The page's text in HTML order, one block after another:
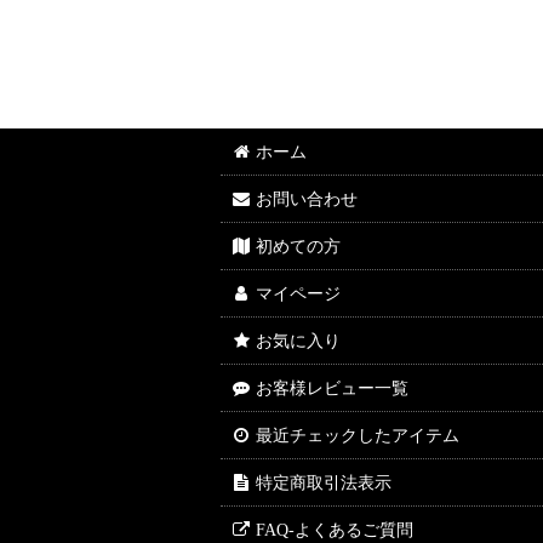
ホーム
お問い合わせ
初めての方
マイページ
お気に入り
お客様レビュー一覧
最近チェックしたアイテム
特定商取引法表示
FAQ-よくあるご質問